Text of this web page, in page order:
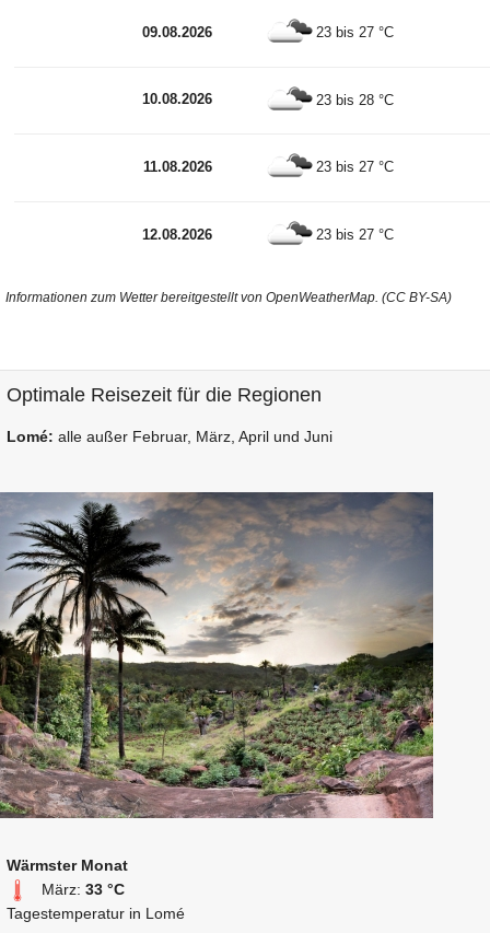
09.08.2026 23 bis 27 °C
10.08.2026 23 bis 28 °C
11.08.2026 23 bis 27 °C
12.08.2026 23 bis 27 °C
Informationen zum Wetter bereitgestellt von OpenWeatherMap. (CC BY-SA)
Optimale Reisezeit für die Regionen
Lomé: alle außer Februar, März, April und Juni
Wärmster Monat
März: 33 °C
Tagestemperatur in Lomé